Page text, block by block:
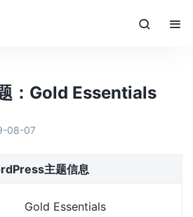
：Gold Essentials
08-07
主题信息
Gold Essentials